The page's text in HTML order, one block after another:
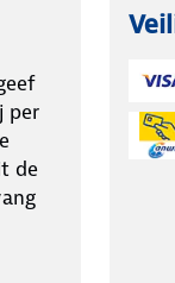
per
de